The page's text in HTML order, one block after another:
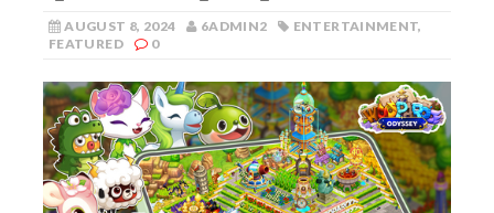
AUGUST 8, 2024 6ADMIN2 ENTERTAINMENT,
FEATURED
0